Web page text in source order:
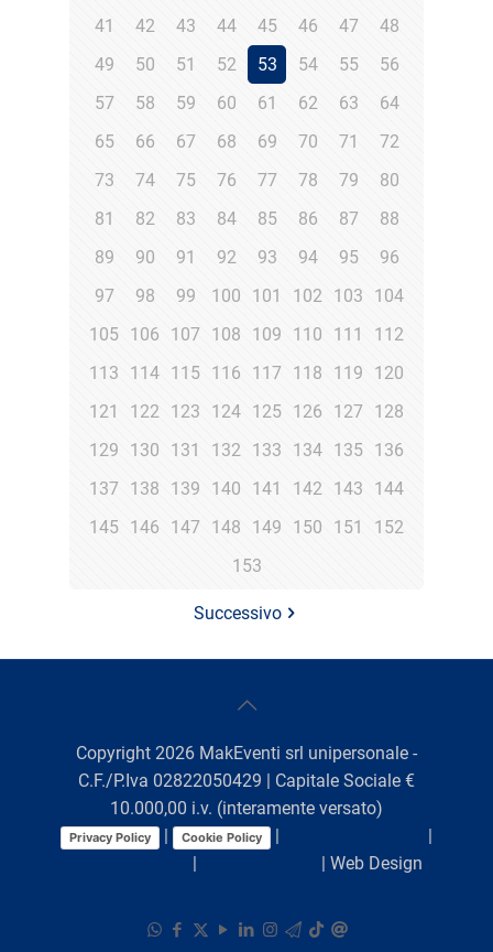
41
42 43 44 45 46 47
48
49
50 51 52 53 54 55
56
57
58 59 60 61 62 63
64
65
66 67 68 69 70 71
72
73
74 75 76 77 78 79
80
81
82 83 84 85 86 87
88
89
90 91 92 93 94 95
96
97
98 99 100 101 102 103
104
105
106 107 108 109 110 111
112
113
114 115 116 117 118 119
120
121
122 123 124 125 126 127
128
129
130 131 132 133 134 135
136
137
138 139 140 141 142 143
144
145
146 147 148 149 150 151
152
153
Successivo
Copyright 2026 MakEventi srl unipersonale -
C.F./P.Iva 02822050429 | Capitale Sociale €
10.000,00 i.v. (interamente versato)
Privacy Policy Cookie Policy
| Web Design